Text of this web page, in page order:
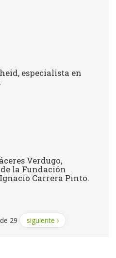
especialista en
Verdugo,
la Fundación
Carrera Pinto.
29 siguiente ›